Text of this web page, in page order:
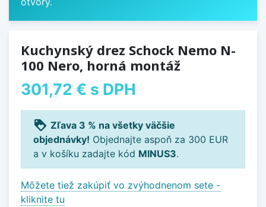
Kuchynský drez Schock Nemo N-
100 Nero, horná montáž
301,72 € s DPH
loyalty Zľava 3 % na všetky väčšie
objednávky! Objednajte aspoň za 300 EUR
a v košíku zadajte kód MINUS3.
Môžete tiež zakúpiť vo zvýhodnenom sete -
kliknite tu